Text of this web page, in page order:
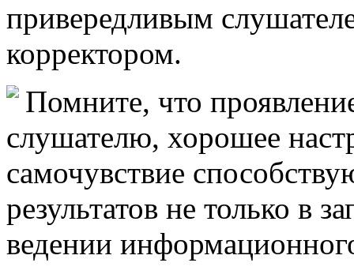
привередливым
корректором.
Помните, что
слушателю, хорошее
самочувствие
результатов не только в
ведении